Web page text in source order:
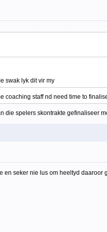
swak lyk dit vir my
coaching staff nd need time to
die spelers skontrakte gefinaliseer
en seker nie lus om heeltyd daaroor